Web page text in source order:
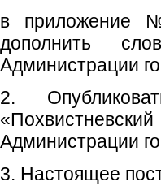
в приложение
дополнить
Администрации
2.
Администрации
3. Настоящее